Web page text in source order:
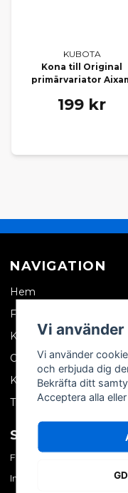
KUBOTA
Kona till Original
primärvariator
199 kr
NAVIGATION
Hem
Företagskund
Kontakta oss
Om oss
Köpvillkor
Tips & trix
SOCIALA
Facebook
Instagram
Vi
Vi använder
och erbjuda dig
Bekräfta ditt
Acceptera alla